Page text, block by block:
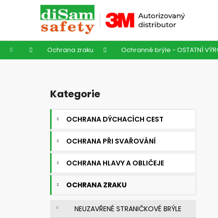
Domů Ochrana zraku Ochranné brýle - OSTATNÍ
Přeskočit
kategorie
Kategorie
OCHRANA DÝCHACÍCH CEST
OCHRANA PŘI SVAŘOVÁNÍ
OCHRANA HLAVY A OBLIČEJE
OCHRANA ZRAKU
NEUZAVŘENÉ STRANIČKOVÉ BRÝLE
í
k
Zpět
do
obchodu
Zpět
do
obchodu